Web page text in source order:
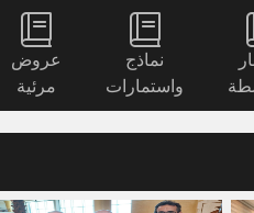
نماذج
واستمارات
عروض
مرئية